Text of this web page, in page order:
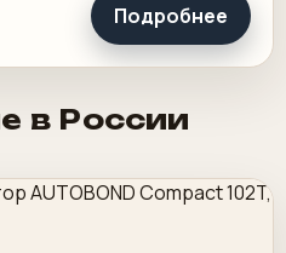
Подробнее
в России